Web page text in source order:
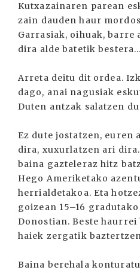
Kutxazainaren parean
zain dauden haur
Garrasiak, oihuak, barre
dira alde batetik
Arreta deitu dit ordea.
dago, anai nagusiak
Duten antzak salatzen
Ez dute jostatzen, euren
dira, xuxurlatzen ari
baina gazteleraz hitz
Hego Ameriketako
herrialdetakoa. Eta
goizean 15–16
Donostian. Beste
haiek zergatik
Baina berehala